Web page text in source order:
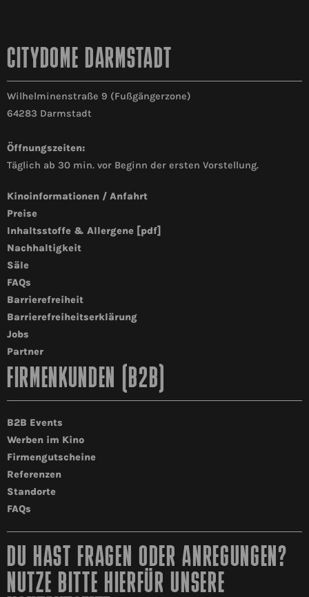
CITYDOME DARMSTADT
Wilhelminenstraße 9 (Fußgängerzone)
64283 Darmstadt
Öffnungszeiten:
Täglich ab 30 min. vor Beginn der ersten Vorstellung.
Kinoinformationen / Anfahrt
Preise
Inhaltsstoffe & Allergene [pdf]
Nachhaltigkeit
Säle
FAQs
Barrierefreiheit
Barrierefreiheitserklärung
Jobs
Partner
FIRMENKUNDEN (B2B)
B2B Events
Werben im Kino
Firmengutscheine
Referenzen
Standorte
FAQs
DU HAST FRAGEN ODER ANREGUNGEN?
NUTZE BITTE HIERFÜR UNSERE